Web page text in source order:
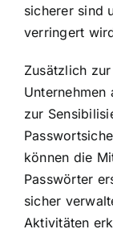
sicherer sind
verringert
Zusätzlich
Unternehmen
zur
können die
Passwörter
sicher
Aktivitäten